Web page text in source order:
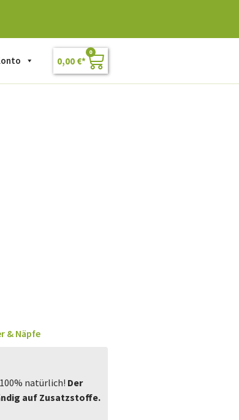
0,00 €
0
& Näpfe
natürlich! Der
auf Zusatzstoffe.